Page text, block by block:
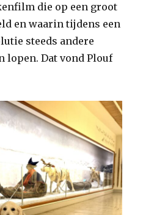
die op een groot
en waarin tijdens een
steeds andere
lopen. Dat vond Plouf